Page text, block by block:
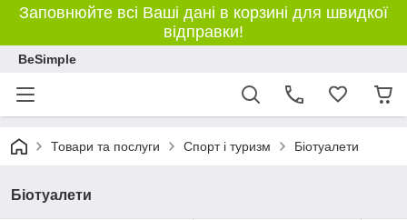
Заповнюйте всі Ваші дані в корзині для швидкої
відправки!
BeSimple
Товари та послуги Спорт і туризм Біотуалети
Біотуалети